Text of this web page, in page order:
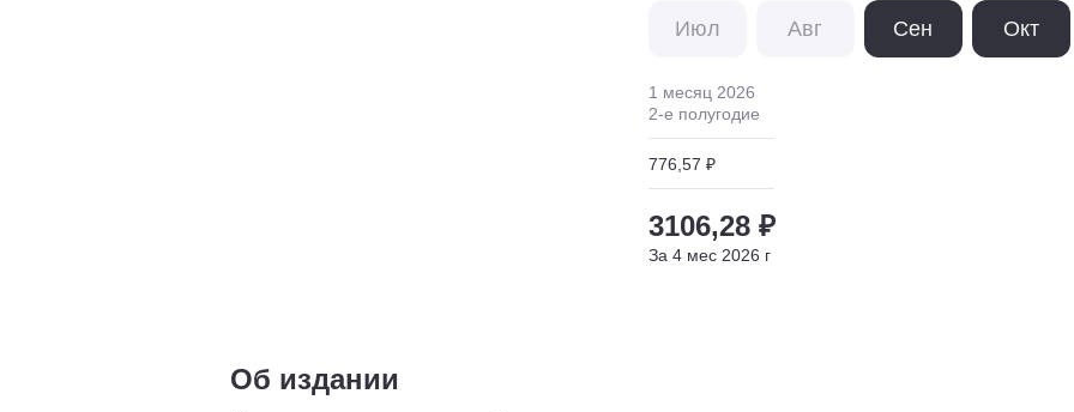
Июл Авг Сен Окт
1 месяц 2026
2-е полугодие
776,57 ₽
3106,28 ₽
За 4 мес 2026 г
Об издании